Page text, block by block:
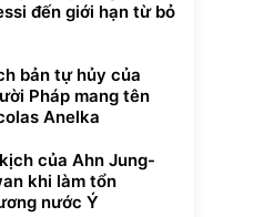
đến giới hạn từ bỏ
bản tự hủy của
Pháp mang tên
Anelka
của Ahn Jung-
khi làm tổn
nước Ý